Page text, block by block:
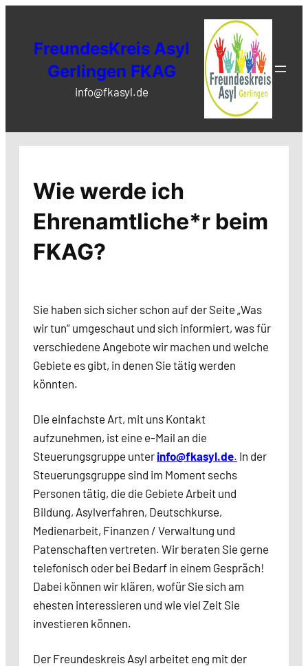
springenFreundesKreis Asyl
Gerlingen FKAG
info@fkasyl.de
Wie werde ich
Ehrenamtliche*r beim
FKAG?
Sie haben sich sicher schon auf der Seite „Was
wir tun“ umgeschaut und sich informiert, was für
verschiedene Angebote wir machen und welche
Gebiete es gibt, in denen Sie tätig werden
könnten.
Die einfachste Art, mit uns Kontakt
aufzunehmen, ist eine e-Mail an die
Steuerungsgruppe unter info@fkasyl.de. In der
Steuerungsgruppe sind im Moment sechs
Personen tätig, die die Gebiete Arbeit und
Bildung, Asylverfahren, Deutschkurse,
Medienarbeit, Finanzen / Verwaltung und
Patenschaften vertreten. Wir beraten Sie gerne
telefonisch oder bei Bedarf in einem Gespräch!
Dabei können wir klären, wofür Sie sich am
ehesten interessieren und wie viel Zeit Sie
investieren können.
Der Freundeskreis Asyl arbeitet eng mit der